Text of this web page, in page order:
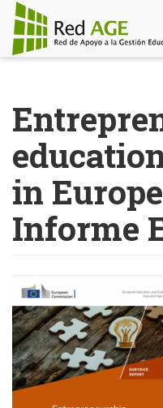
contenido
principal
in
Informe